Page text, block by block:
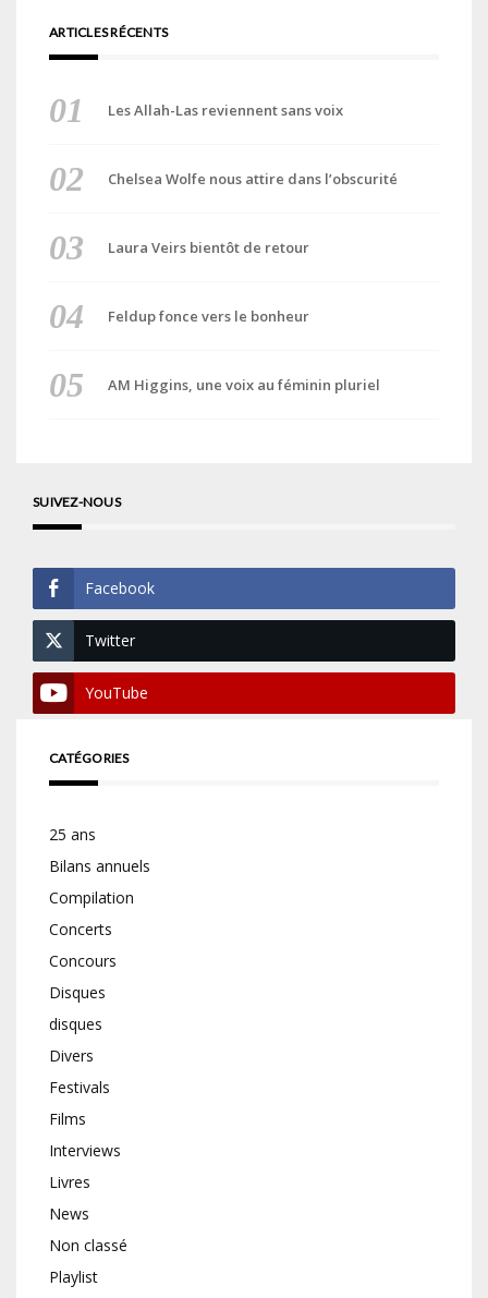
ARTICLES RÉCENTS
Les Allah-Las reviennent sans voix
Chelsea Wolfe nous attire dans l’obscurité
Laura Veirs bientôt de retour
Feldup fonce vers le bonheur
AM Higgins, une voix au féminin pluriel
SUIVEZ-NOUS
Facebook
Twitter
YouTube
CATÉGORIES
25 ans
Bilans annuels
Compilation
Concerts
Concours
Disques
disques
Divers
Festivals
Films
Interviews
Livres
News
Non classé
Playlist